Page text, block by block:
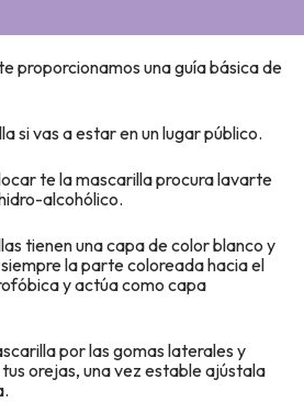
proporcionamos una guía básica de
si vas a estar en un lugar público.
te la mascarilla procura lavarte
alcohólico.
tienen una capa de color blanco y
la parte coloreada hacia el
y actúa como capa
por las gomas laterales y
orejas, una vez estable ajústala